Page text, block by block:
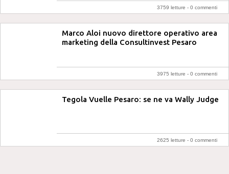
3759 letture - 0 commenti
Marco Aloi nuovo direttore operativo area
marketing della Consultinvest Pesaro
3975 letture - 0 commenti
Tegola Vuelle Pesaro: se ne va Wally Judge
2625 letture - 0 commenti